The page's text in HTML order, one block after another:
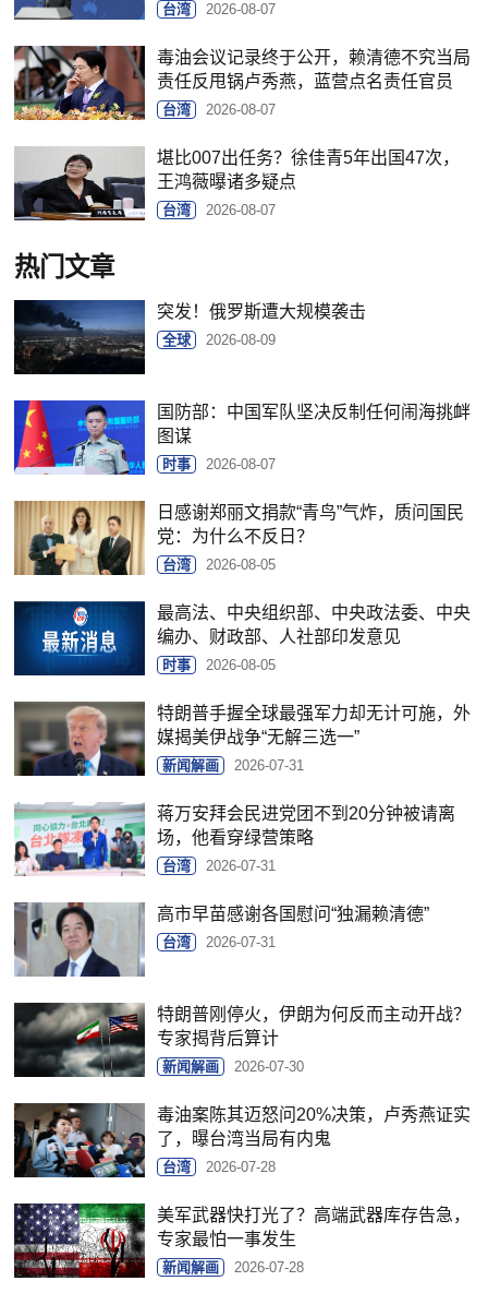
台湾 2026-08-07
毒油会议记录终于公开，赖清德不究当局
责任反甩锅卢秀燕，蓝营点名责任官员
台湾 2026-08-07
堪比007出任务？徐佳青5年出国47次，
王鸿薇曝诸多疑点
台湾 2026-08-07
热门文章
突发！俄罗斯遭大规模袭击
全球 2026-08-09
国防部：中国军队坚决反制任何闹海挑衅
图谋
时事 2026-08-07
日感谢郑丽文捐款“青鸟”气炸，质问国民
党：为什么不反日？
台湾 2026-08-05
最高法、中央组织部、中央政法委、中央
编办、财政部、人社部印发意见
时事 2026-08-05
特朗普手握全球最强军力却无计可施，外
媒揭美伊战争“无解三选一”
新闻解画 2026-07-31
蒋万安拜会民进党团不到20分钟被请离
场，他看穿绿营策略
台湾 2026-07-31
高市早苗感谢各国慰问“独漏赖清德”
台湾 2026-07-31
特朗普刚停火，伊朗为何反而主动开战？
专家揭背后算计
新闻解画 2026-07-30
毒油案陈其迈怒问20%决策，卢秀燕证实
了，曝台湾当局有内鬼
台湾 2026-07-28
美军武器快打光了？高端武器库存告急，
专家最怕一事发生
新闻解画 2026-07-28